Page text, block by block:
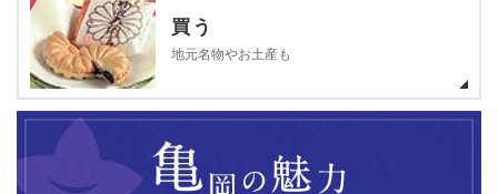
買う
地元名物やお土産も